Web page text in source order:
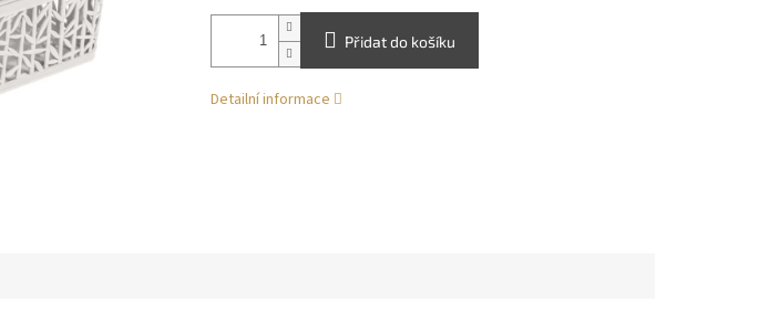
Přidat do košíku
Detailní informace